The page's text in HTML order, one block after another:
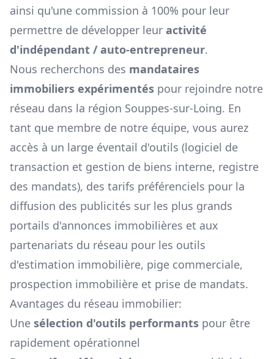
ainsi qu'une commission à 100% pour leur
permettre de développer leur activité
d'indépendant / auto-entrepreneur.
Nous recherchons des mandataires
immobiliers expérimentés pour rejoindre notre
réseau dans la région Souppes-sur-Loing. En
tant que membre de notre équipe, vous aurez
accès à un large éventail d'outils (logiciel de
transaction et gestion de biens interne, registre
des mandats), des tarifs préférenciels pour la
diffusion des publicités sur les plus grands
portails d'annonces immobilières et aux
partenariats du réseau pour les outils
d'estimation immobilière, pige commerciale,
prospection immobilière et prise de mandats.
Avantages du réseau immobilier:
Une sélection d'outils performants pour être
rapidement opérationnel